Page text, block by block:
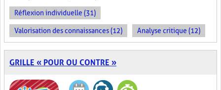
Réflexion individuelle (31)
Valorisation des connaissances (12) Analyse critique (12)
GRILLE « POUR OU CONTRE »